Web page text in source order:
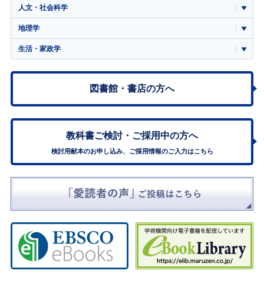
人文・社会科学
地理学
生活・家政学
図書館・書店の方へ
教科書ご検討・ ご採用中の方へ
検討用献本のお申し込み、ご採用情報のご入力はこちら